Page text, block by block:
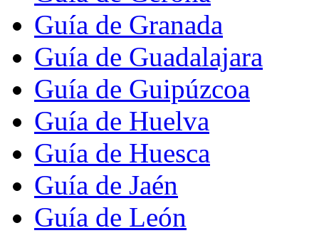
Guía de Granada
Guía de Guadalajara
Guía de Guipúzcoa
Guía de Huelva
Guía de Huesca
Guía de Jaén
Guía de León